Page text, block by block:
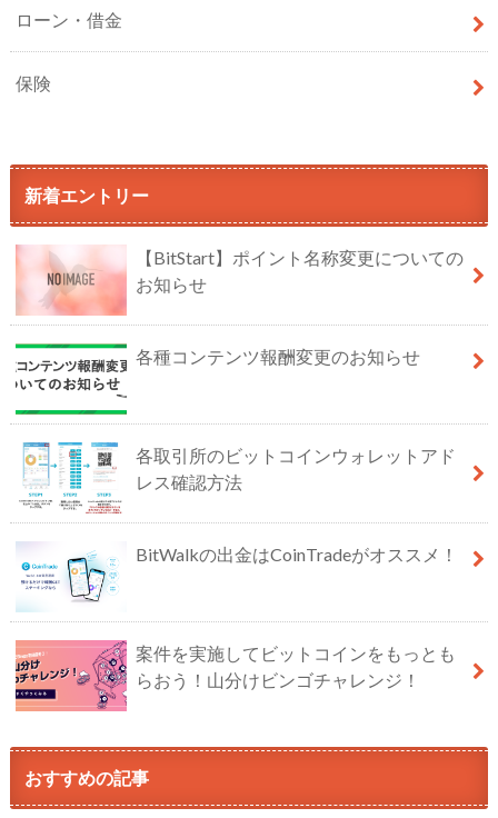
ローン・借金
保険
新着エントリー
【BitStart】ポイント名称変更についての
お知らせ
各種コンテンツ報酬変更のお知らせ
各取引所のビットコインウォレットアド
レス確認方法
BitWalkの出金はCoinTradeがオススメ！
案件を実施してビットコインをもっとも
らおう！山分けビンゴチャレンジ！
おすすめの記事